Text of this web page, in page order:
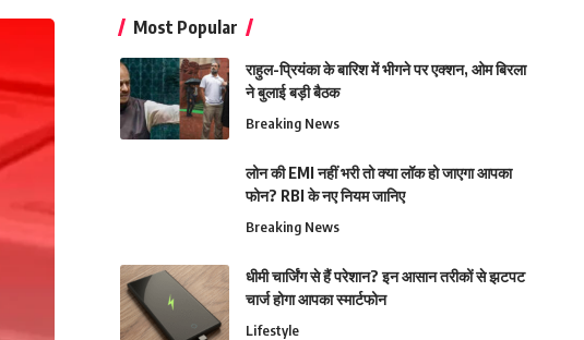
Most Popular
राहुल-प्रियंका के बारिश में भीगने पर एक्शन, ओम बिरला
ने बुलाई बड़ी बैठक
Breaking News
लोन की EMI नहीं भरी तो क्या लॉक हो जाएगा आपका
फोन? RBI के नए नियम जानिए
Breaking News
धीमी चार्जिंग से हैं परेशान? इन आसान तरीकों से झटपट
चार्ज होगा आपका स्मार्टफोन
Lifestyle